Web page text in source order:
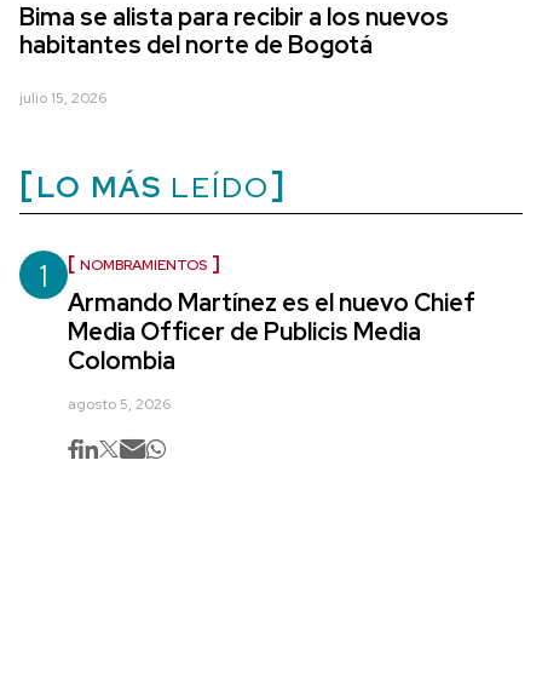
Bima se alista para recibir a los nuevos
habitantes del norte de Bogotá
julio 15, 2026
LO MÁS LEÍDO
1 NOMBRAMIENTOS
Armando Martínez es el nuevo Chief
Media Officer de Publicis Media
Colombia
agosto 5, 2026